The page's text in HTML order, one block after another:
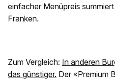
einfacher Menüpreis
Franken.
Zum Vergleich: In anderen
das günstiger. Der «Premium